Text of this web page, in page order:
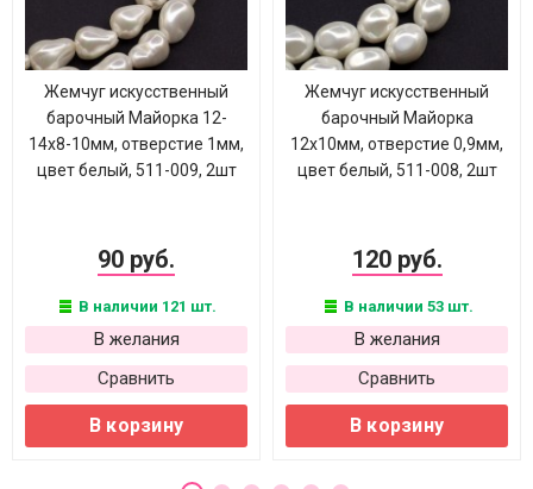
Жемчуг искусственный
барочный Майорка 12-
14х8-10мм, отверстие 1мм,
цвет белый, 511-009, 2шт
90 руб.
В наличии 121 шт.
В желания
Сравнить
В корзину
Жемчуг искусственный
барочный Майорка
12х10мм, отверстие 0,9мм,
цвет белый, 511-008, 2шт
120 руб.
В наличии 53 шт.
В желания
Сравнить
В корзину